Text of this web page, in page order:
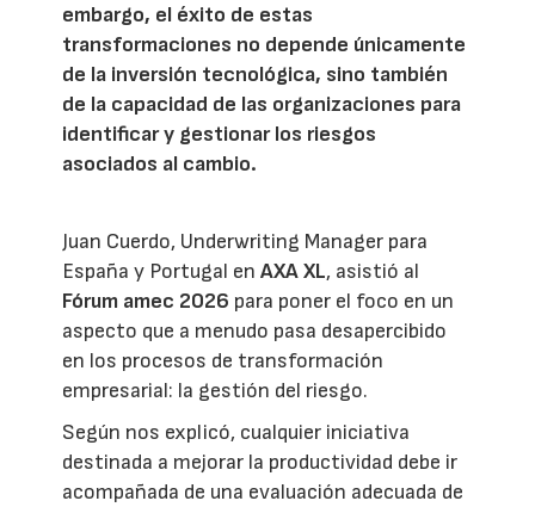
embargo, el éxito de estas
transformaciones no depende únicamente
de la inversión tecnológica, sino también
de la capacidad de las organizaciones para
identificar y gestionar los riesgos
asociados al cambio.
Juan Cuerdo, Underwriting Manager para
España y Portugal enAXA XL, asistió al
Fórum amec 2026 para poner el foco en un
aspecto que a menudo pasa desapercibido
en los procesos de transformación
empresarial: la gestión del riesgo.
Según nos explicó, cualquier iniciativa
destinada a mejorar la productividad debe ir
acompañada de una evaluación adecuada de